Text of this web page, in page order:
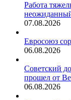
Работа
неожиданный
07.08.2026
Евросоюз
06.08.2026
Советский
прошел от
06.08.2026